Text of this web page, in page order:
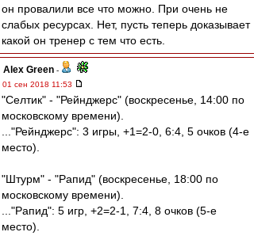
он провалили все что можно. При очень не
слабых ресурсах. Нет, пусть теперь доказывает
какой он тренер с тем что есть.
Alex Green -
01 сен 2018 11:53
"Селтик" - "Рейнджерс" (воскресенье, 14:00 по
московскому времени).
..."Рейнджерс": 3 игры, +1=2-0, 6:4, 5 очков (4-е
место).
"Штурм" - "Рапид" (воскресенье, 18:00 по
московскому времени).
..."Рапид": 5 игр, +2=2-1, 7:4, 8 очков (5-е
место).